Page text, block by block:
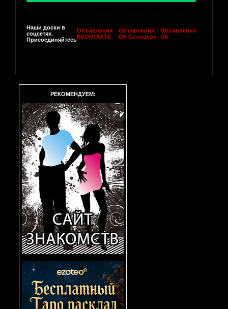
Наши доски в
соцсетях.
Присоединяйтесь
Объявления
ВКОНТАКТЕ
Объявления
ОК Солнцево
Объявления
ОК
РЕКОМЕНДУЕМ: